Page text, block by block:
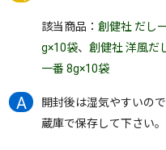
該当商品：創健社 だし
g×10袋、創健社 洋風だ
一番 8g×10袋
開封後は湿気やすいの
蔵庫で保存して下さい。